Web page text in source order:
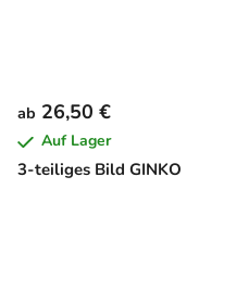
3-teiliges Bild GINKO
ab 26,50 €
Auf Lager